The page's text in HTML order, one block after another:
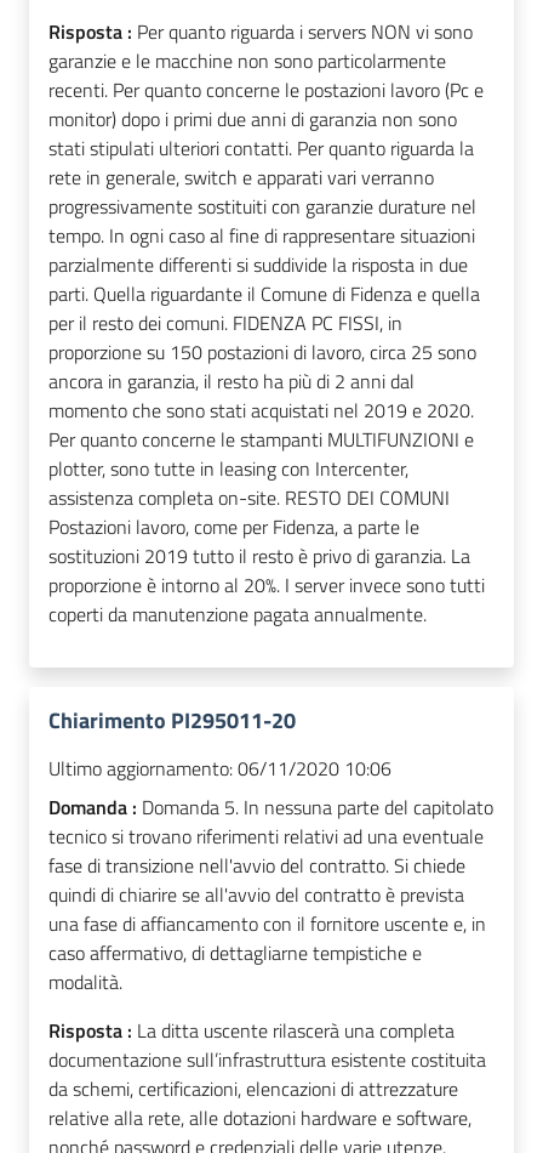
Risposta : Per quanto riguarda i servers NON vi sono
garanzie e le macchine non sono particolarmente
recenti. Per quanto concerne le postazioni lavoro (Pc e
monitor) dopo i primi due anni di garanzia non sono
stati stipulati ulteriori contatti. Per quanto riguarda la
rete in generale, switch e apparati vari verranno
progressivamente sostituiti con garanzie durature nel
tempo. In ogni caso al fine di rappresentare situazioni
parzialmente differenti si suddivide la risposta in due
parti. Quella riguardante il Comune di Fidenza e quella
per il resto dei comuni. FIDENZA PC FISSI, in
proporzione su 150 postazioni di lavoro, circa 25 sono
ancora in garanzia, il resto ha più di 2 anni dal
momento che sono stati acquistati nel 2019 e 2020.
Per quanto concerne le stampanti MULTIFUNZIONI e
plotter, sono tutte in leasing con Intercenter,
assistenza completa on-site. RESTO DEI COMUNI
Postazioni lavoro, come per Fidenza, a parte le
sostituzioni 2019 tutto il resto è privo di garanzia. La
proporzione è intorno al 20%. I server invece sono tutti
coperti da manutenzione pagata annualmente.
Chiarimento PI295011-20
Ultimo aggiornamento:06/11/2020 10:06
Domanda : Domanda 5. In nessuna parte del capitolato
tecnico si trovano riferimenti relativi ad una eventuale
fase di transizione nell'avvio del contratto. Si chiede
quindi di chiarire se all'avvio del contratto è prevista
una fase di affiancamento con il fornitore uscente e, in
caso affermativo, di dettagliarne tempistiche e
modalità.
Risposta : La ditta uscente rilascerà una completa
documentazione sull’infrastruttura esistente costituita
da schemi, certificazioni, elencazioni di attrezzature
relative alla rete, alle dotazioni hardware e software,